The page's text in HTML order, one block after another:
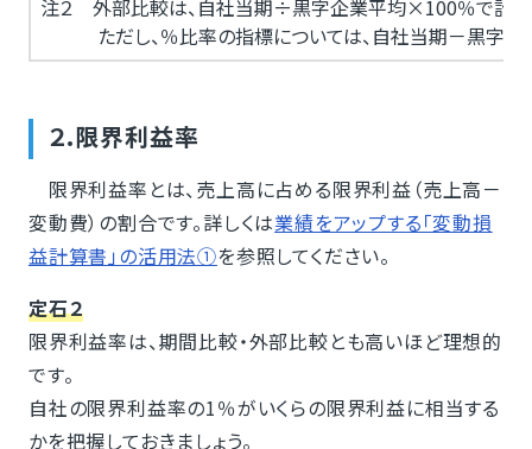
注２ 外部比較は、自社当期÷黒字企業平均×100％で計算
ただし、％比率の指標については、自社当期－黒字企
２.限界利益率
限界利益率とは、売上高に占める限界利益（売上高－
変動費）の割合です。詳しくは業績をアップする「変動損
益計算書」の活用法①を参照してください。
定石２
限界利益率は、期間比較・外部比較とも高いほど理想的
です。
自社の限界利益率の1％がいくらの限界利益に相当する
かを把握しておきましょう。